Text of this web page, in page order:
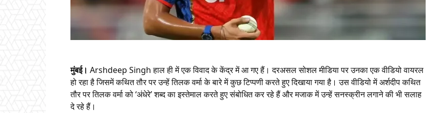
मुंबई। Arshdeep Singh हाल ही में एक विवाद के केंद्र में आ गए हैं। दरअसल सोशल मीडिया पर उनका एक वीडियो वायरल
हो रहा है जिसमें कथित तौर पर उन्हें तिलक वर्मा के बारे में कुछ टिप्पणी करते हुए दिखाया गया है। उस वीडियो में अर्शदीप कथित
तौर पर तिलक वर्मा को ‘अंधेरे’ शब्द का इस्तेमाल करते हुए संबोधित कर रहे हैं और मजाक में उन्हें सनस्क्रीन लगाने की भी सलाह
दे रहे हैं।